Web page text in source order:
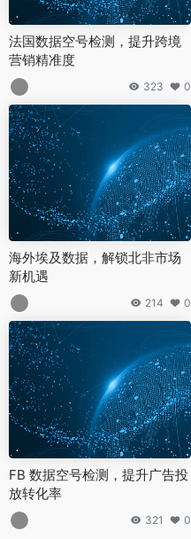
法国数据空号检测，提升跨境
营销精准度
323 0
海外埃及数据，解锁北非市场
新机遇
214 0
FB 数据空号检测，提升广告投
放转化率
321 0